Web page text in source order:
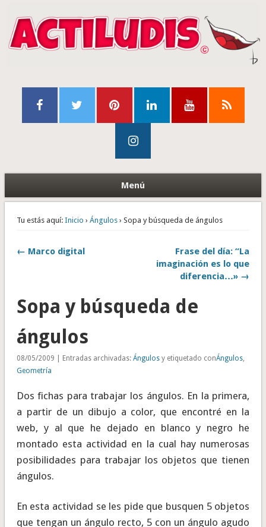
Menú
Tu estás aquí: Inicio › Ángulos› Sopa y búsqueda de ángulos
← Marco digital
Frase del día: “La
imaginación es lo que
diferencia…» →
Sopa y búsqueda de
ángulos
08/05/2009 | Entradas archivadas: Ángulosy etiquetado conÁngulos,
Geometría
Dos fichas para trabajar los ángulos. En la primera,
a partir de un dibujo a color, que encontré en la
web, y al que he dejado en blanco y negro he
montado esta actividad en la cual hay numerosas
posibilidades para trabajar los objetos que tienen
ángulos.
En esta actividad se les pide que busquen 5 objetos
que tengan un ángulo recto, 5 con un ángulo agudo